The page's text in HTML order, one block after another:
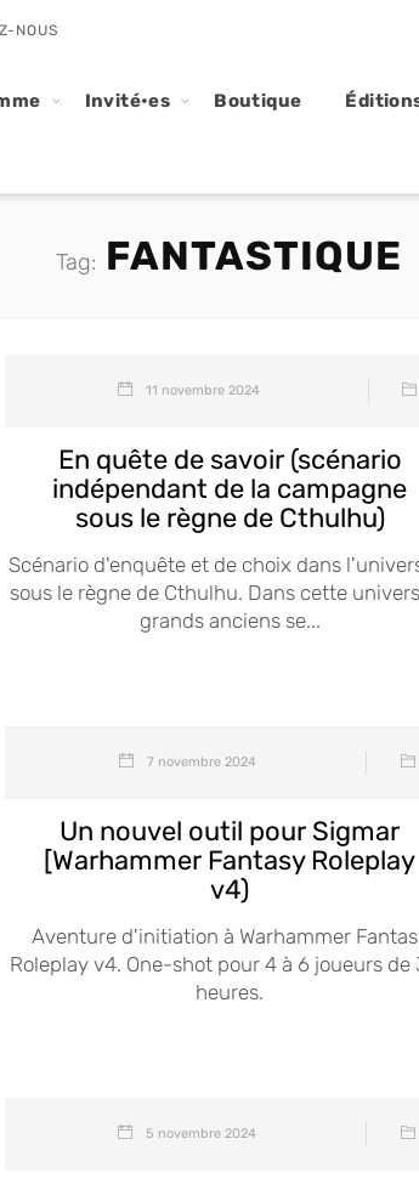
NOUS
Invité•es Boutique
Tag: FANTASTIQUE
11 novembre 2024
En quête de savoir (scénario
indépendant de la campagne
sous le règne de Cthulhu)
Scénario d'enquête et de choix dans
sous le règne de Cthulhu. Dans cette
grands anciens se...
7 novembre 2024
Un nouvel outil pour Sigmar
[Warhammer Fantasy Roleplay
v4)
Aventure d'initiation à Warhammer
Roleplay v4. One-shot pour 4 à 6 joueurs de
heures.
5 novembre 2024